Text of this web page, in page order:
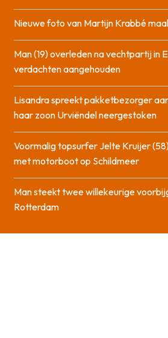
Nieuwe foto van Martijn Krabbé
Man (19) overleden na vechtpartij in
verdachten aangehouden
Lisandra spreekt pakketbezorger
haar zoon Urviëndel neergestoken
Voormalig topsurfer Jelte Kruijer
met motorboot op Schildmeer
Man steekt twee willekeurige
Rotterdam